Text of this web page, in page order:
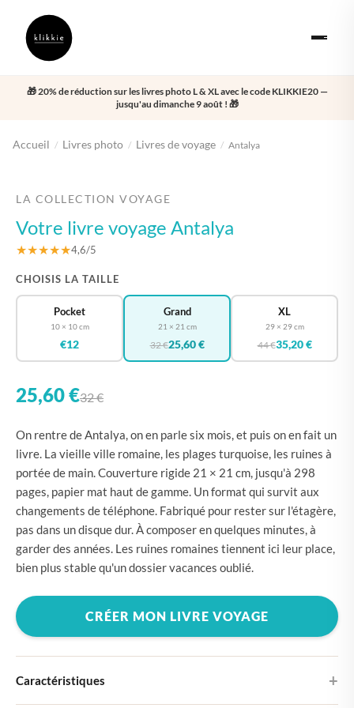
🎁 20% de réduction sur les livres photo L & XL avec le code KLIKKIE20 —
jusqu'au dimanche 9 août ! 🎁
Accueil / Livres photo / Livres de voyage / Antalya
LA COLLECTION VOYAGE
Votre livre voyage Antalya
★★★★★4,6/5
CHOISIS LA TAILLE
Pocket
10 × 10 cm
€12
Grand
21 × 21 cm
32 €25,60 €
XL
29 × 29 cm
44 €35,20 €
25,60 €32 €
On rentre de Antalya, on en parle six mois, et puis on en fait un
livre. La vieille ville romaine, les plages turquoise, les ruines à
portée de main. Couverture rigide 21 × 21 cm, jusqu'à 298
pages, papier mat haut de gamme. Un format qui survit aux
changements de téléphone. Fabriqué pour rester sur l'étagère,
pas dans un disque dur. À composer en quelques minutes, à
garder des années. Les ruines romaines tiennent ici leur place,
bien plus stable qu'un dossier vacances oublié.
CRÉER MON LIVRE VOYAGE
Caractéristiques